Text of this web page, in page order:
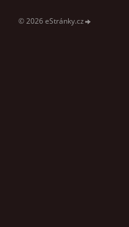
© 2026 eStránky.cz